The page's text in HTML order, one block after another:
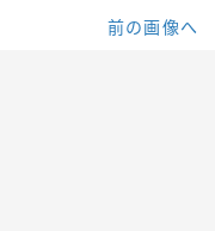
前の画像へ